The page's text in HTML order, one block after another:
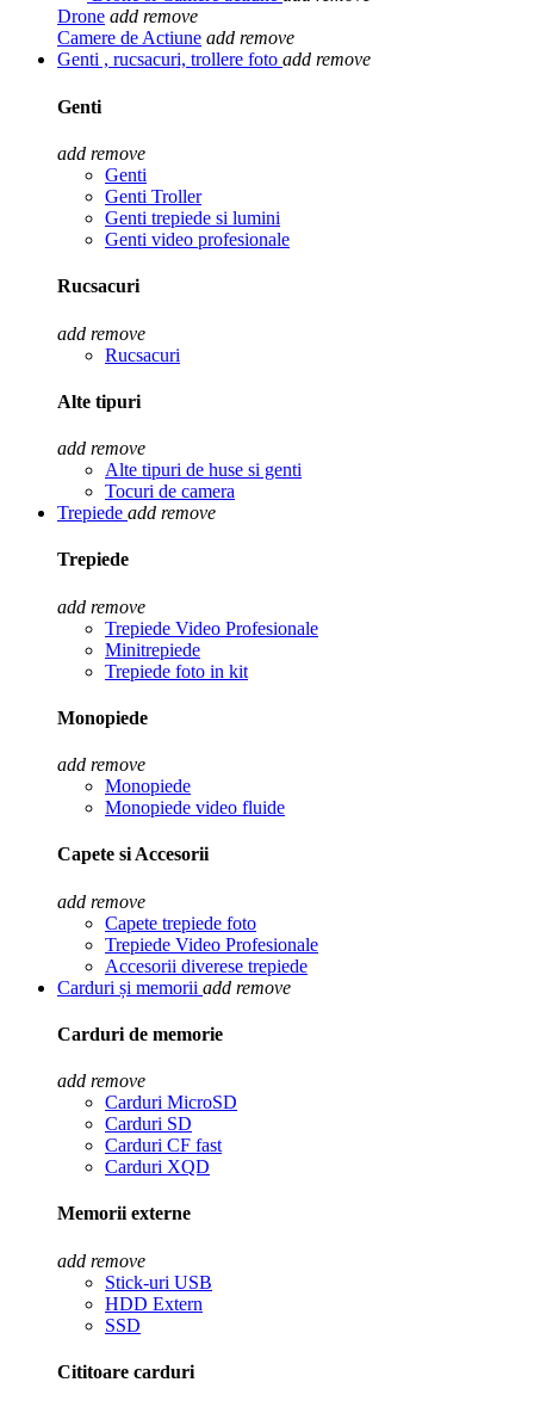
Drone add remove
Camere de Actiune add remove
Genti , rucsacuri, trollere foto add remove
Genti
add remove
Genti
Genti Troller
Genti trepiede si lumini
Genti video profesionale
Rucsacuri
add remove
Rucsacuri
Alte tipuri
add remove
Alte tipuri de huse si genti
Tocuri de camera
Trepiede add remove
Trepiede
add remove
Trepiede Video Profesionale
Minitrepiede
Trepiede foto in kit
Monopiede
add remove
Monopiede
Monopiede video fluide
Capete si Accesorii
add remove
Capete trepiede foto
Trepiede Video Profesionale
Accesorii diverese trepiede
Carduri și memorii add remove
Carduri de memorie
add remove
Carduri MicroSD
Carduri SD
Carduri CF fast
Carduri XQD
Memorii externe
add remove
Stick-uri USB
HDD Extern
SSD
Cititoare carduri